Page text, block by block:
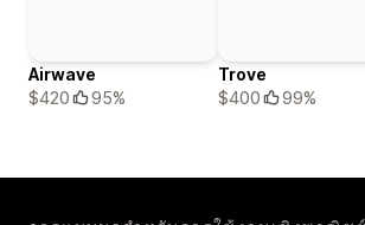
Airwave
$420
95%
Trove
$400
99%